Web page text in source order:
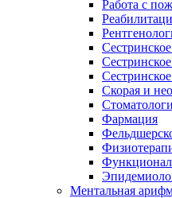
Работа с
Скорая и
Фармация
Ментальная